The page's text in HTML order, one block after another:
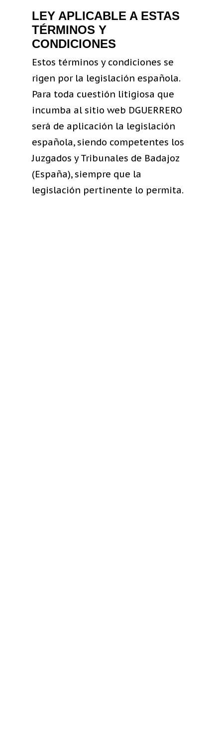
LEY APLICABLE A ESTAS
TÉRMINOS Y
CONDICIONES
Estos términos y condiciones se
rigen por la legislación española.
Para toda cuestión litigiosa que
incumba al sitio web DGUERRERO
será de aplicación la legislación
española, siendo competentes los
Juzgados y Tribunales de Badajoz
(España), siempre que la
legislación pertinente lo permita.